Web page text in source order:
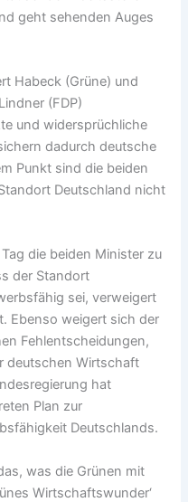
geht sehenden Auges
Habeck (Grüne) und
(FDP)
und widersprüchliche
dadurch deutsche
Punkt sind die beiden
Deutschland nicht
die beiden Minister zu
der Standort
sei, verweigert
Ebenso weigert sich der
Fehlentscheidungen,
deutschen Wirtschaft
hat
Plan zur
Deutschlands.
was die Grünen mit
Wirtschaftswunder‘